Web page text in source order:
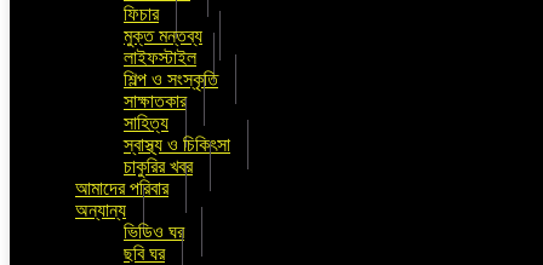
ফিচার
মুক্ত মন্তব্য
লাইফস্টাইল
শিল্প ও সংস্কৃতি
সাক্ষাতকার
সাহিত্য
স্বাস্থ্য ও চিকিৎসা
চাকুরির খবর
আমাদের পরিবার
অন্যান্য
ভিডিও ঘর
ছবি ঘর